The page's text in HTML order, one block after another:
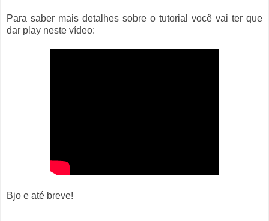
Para saber mais detalhes sobre o tutorial você vai ter que
dar play neste vídeo:
Bjo e até breve!